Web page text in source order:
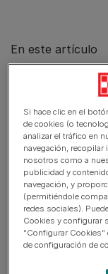
En este artículo
1. Aliméntalo
3. Controla su
4. No te
1.
Si hace clic en el
de cookies (o
analizar el tráfico en
navegación,
nosotros como a
publicidad y
navegación, y
(permitiéndole
redes sociales).
Cookies y configurar
“Configurar
de configuración de